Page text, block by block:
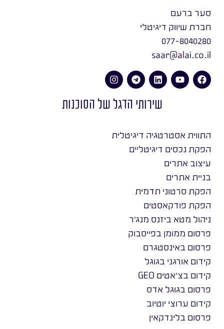
סער ברעם
חברת שיווק דיגיטלי
077-8040280
saar@alai.co.il
שירותי הדגל של הסוכנות
התווית אסטרטגיה דיגיטלית
הפקת נכסים דיגיטליים
עיצוב אתרים
בניית אתרים
הפקת סרטוני תדמית
הפקת פודקאסטים
ניהול מטא ביזנס מנג׳ר
פרסום ממומן בפייסבוק
פרסום באינסטגרם
קידום אורגני בגוגל
קידום בצ׳אטים GEO
פרסום בגוגל אדס
קידום ערוצי יוטיוב
פרסום בלינדקאין